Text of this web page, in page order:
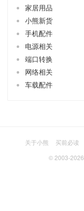
家居用品
小熊新货
手机配件
电源相关
端口转换
网络相关
车载配件
关于小熊 买前必读
© 2003-2026